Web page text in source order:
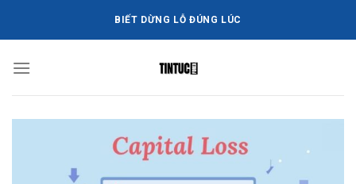
dung
BIẾT DỪNG LỖ ĐÚNG LÚC